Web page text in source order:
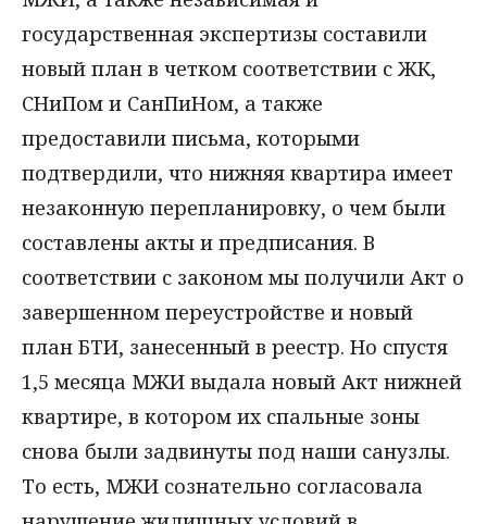
государственная экспертизы составили
новый план в четком соответствии с ЖК,
СНиПом и СанПиНом, а также
предоставили письма, которыми
подтвердили, что нижняя квартира имеет
незаконную перепланировку, о чем были
составлены акты и предписания. В
соответствии с законом мы получили Акт о
завершенном переустройстве и новый
план БТИ, занесенный в реестр. Но спустя
1,5 месяца МЖИ выдала новый Акт нижней
квартире, в котором их спальные зоны
снова были задвинуты под наши санузлы.
То есть, МЖИ сознательно согласовала